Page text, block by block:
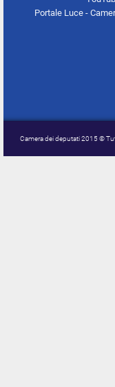
Portale Luce -
Camera dei deputati 2015 ©